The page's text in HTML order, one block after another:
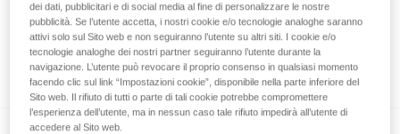
Soccorso su fune: discesa accompagnata
con ASAP e ASAP LOCK
dei dati, pubblicitari e di social media al fine di personalizzare le nostre
pubblicità. Se l’utente accetta, i nostri cookie e/o tecnologie analoghe saranno
attivi solo sul Sito web e non seguiranno l’utente su altri siti. I cookie e/o
tecnologie analoghe dei nostri partner seguiranno l’utente durante la
navigazione. L’utente può revocare il proprio consenso in qualsiasi momento
facendo clic sul link “Impostazioni cookie”, disponibile nella parte inferiore del
Sito web. Il rifiuto di tutti o parte di tali cookie potrebbe compromettere
l’esperienza dell’utente, ma in nessun caso tale rifiuto impedirà all’utente di
accedere al Sito web.